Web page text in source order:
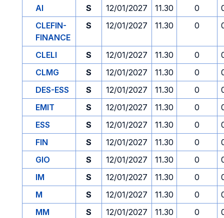
AI
S 12/01/2027 11.30 0
CLEFIN-
FINANCE
S 12/01/2027 11.30 0
CLELI S 12/01/2027 11.30 0
CLMG
S 12/01/2027 11.30 0
DES-ESS
S 12/01/2027 11.30 0
EMIT
S 12/01/2027 11.30 0
ESS
S 12/01/2027 11.30 0
FIN
S 12/01/2027 11.30 0
GIO
S 12/01/2027 11.30 0
IM
S 12/01/2027 11.30 0
M
S 12/01/2027 11.30 0
MM
S 12/01/2027 11.30 0